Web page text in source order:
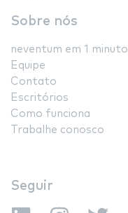
Sobre nós
neventum em 1 minuto
Equipe
Contato
Escritórios
Como funciona
Trabalhe conosco
Seguir